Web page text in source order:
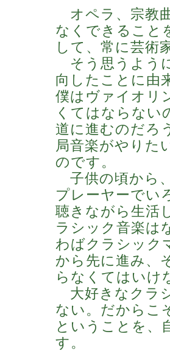
オペラ、宗教
なくできること
して、常に芸術
そう思うよう
向したことに由
僕はヴァイオリ
くてはならない
道に進むのだろ
局音楽がやりた
のです。
子供の頃から
プレーヤーでい
聴きながら生活
ラシック音楽は
わばクラシック
から先に進み、
らなくてはいけ
大好きなクラ
ない。だからこ
ということを、
す。